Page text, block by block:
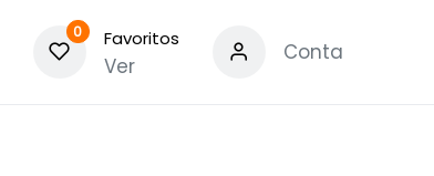
0 Favoritos
Ver
Conta